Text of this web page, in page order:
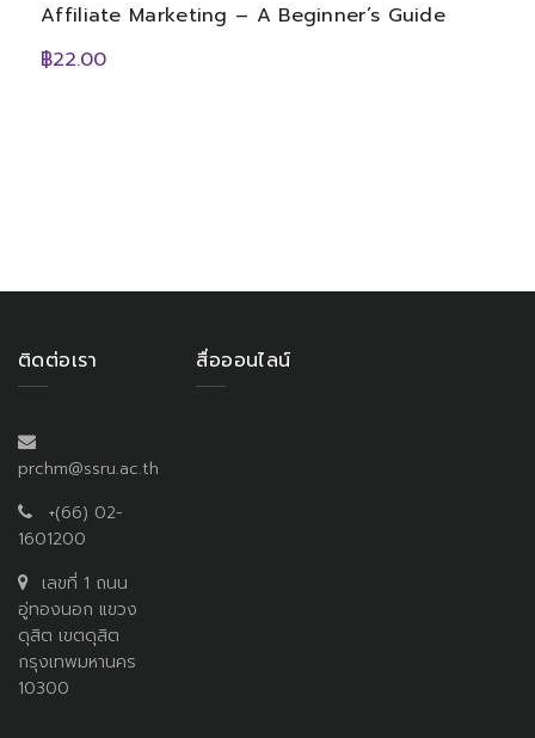
Affiliate Marketing – A Beginner’s Guide
฿22.00
ติดต่อเรา
prchm@ssru.ac.th
+(66) 02-
1601200
เลขที่ 1 ถนน
อู่ทองนอก แขวง
ดุสิต เขตดุสิต
กรุงเทพมหานคร
10300
สื่อออนไลน์